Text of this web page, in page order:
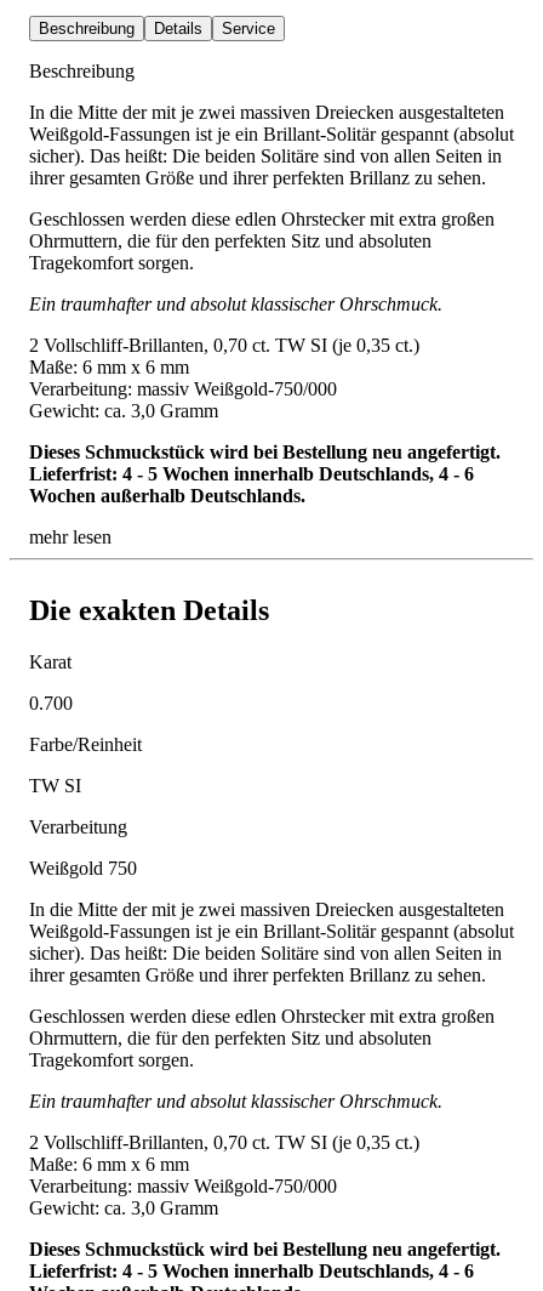
Beschreibung Details Service
Beschreibung
In die Mitte der mit je zwei massiven Dreiecken ausgestalteten
Weißgold-Fassungen ist je ein Brillant-Solitär gespannt (absolut
sicher). Das heißt: Die beiden Solitäre sind von allen Seiten in
ihrer gesamten Größe und ihrer perfekten Brillanz zu sehen.
Geschlossen werden diese edlen Ohrstecker mit extra großen
Ohrmuttern, die für den perfekten Sitz und absoluten
Tragekomfort sorgen.
Ein traumhafter und absolut klassischer Ohrschmuck.
2 Vollschliff-Brillanten, 0,70 ct. TW SI (je 0,35 ct.)
Maße: 6 mm x 6 mm
Verarbeitung: massiv Weißgold-750/000
Gewicht: ca. 3,0 Gramm
Dieses Schmuckstück wird bei Bestellung neu angefertigt.
Lieferfrist: 4 - 5 Wochen innerhalb Deutschlands, 4 - 6
Wochen außerhalb Deutschlands.
mehr lesen
Die exakten Details
Karat
0.700
Farbe/Reinheit
TW SI
Verarbeitung
Weißgold 750
In die Mitte der mit je zwei massiven Dreiecken ausgestalteten
Weißgold-Fassungen ist je ein Brillant-Solitär gespannt (absolut
sicher). Das heißt: Die beiden Solitäre sind von allen Seiten in
ihrer gesamten Größe und ihrer perfekten Brillanz zu sehen.
Geschlossen werden diese edlen Ohrstecker mit extra großen
Ohrmuttern, die für den perfekten Sitz und absoluten
Tragekomfort sorgen.
Ein traumhafter und absolut klassischer Ohrschmuck.
2 Vollschliff-Brillanten, 0,70 ct. TW SI (je 0,35 ct.)
Maße: 6 mm x 6 mm
Verarbeitung: massiv Weißgold-750/000
Gewicht: ca. 3,0 Gramm
Dieses Schmuckstück wird bei Bestellung neu angefertigt.
Lieferfrist: 4 - 5 Wochen innerhalb Deutschlands, 4 - 6